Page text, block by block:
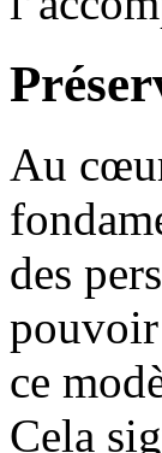
Au
des
pouvoir
ce
Cela